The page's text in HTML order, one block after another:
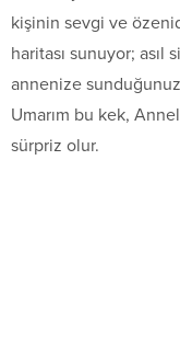
kişinin sevgi ve
haritası sunuyor;
annenize
Umarım bu kek,
sürpriz olur.